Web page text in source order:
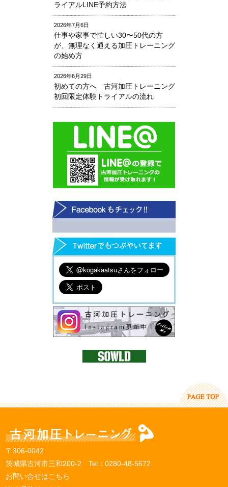
ライアルLINE予約方法
2026年7月6日
仕事や家事で忙しい30〜50代の方
が、無理なく通える加圧トレーニング
の始め方
2026年6月29日
初めての方へ 古河加圧トレーニング
初回限定体験トライアルの流れ
〒306-0042
茨城県古河市三和200-2 Tel：0280-48-5672
お問い合せはこちら